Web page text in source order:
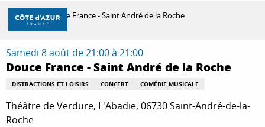
Aller
contenu
principal
DÉCOUVRIR
À FAIRE
Accueil Douce France - Saint André de la Roche
Samedi 8 août de 21:00 à 21:00
Douce France - Saint André de la Roche
DISTRACTIONS ET LOISIRS CONCERT COMÉDIE MUSICALE
Théâtre de Verdure, L'Abadie, 06730 Saint-André-de-la-
Roche